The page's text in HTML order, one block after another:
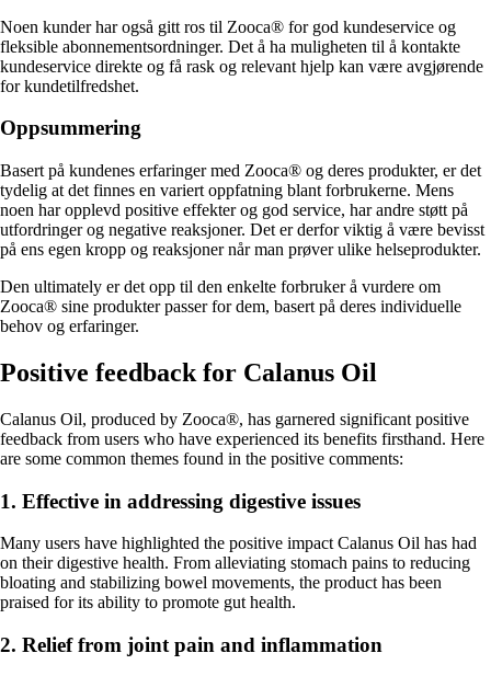
Noen kunder har også gitt ros til Zooca® for god kundeservice og
fleksible abonnementsordninger. Det å ha muligheten til å kontakte
kundeservice direkte og få rask og relevant hjelp kan være avgjørende
for kundetilfredshet.
Oppsummering
Basert på kundenes erfaringer med Zooca® og deres produkter, er det
tydelig at det finnes en variert oppfatning blant forbrukerne. Mens
noen har opplevd positive effekter og god service, har andre støtt på
utfordringer og negative reaksjoner. Det er derfor viktig å være bevisst
på ens egen kropp og reaksjoner når man prøver ulike helseprodukter.
Den ultimately er det opp til den enkelte forbruker å vurdere om
Zooca® sine produkter passer for dem, basert på deres individuelle
behov og erfaringer.
Positive feedback for Calanus Oil
Calanus Oil, produced by Zooca®, has garnered significant positive
feedback from users who have experienced its benefits firsthand. Here
are some common themes found in the positive comments:
1. Effective in addressing digestive issues
Many users have highlighted the positive impact Calanus Oil has had
on their digestive health. From alleviating stomach pains to reducing
bloating and stabilizing bowel movements, the product has been
praised for its ability to promote gut health.
2. Relief from joint pain and inflammation